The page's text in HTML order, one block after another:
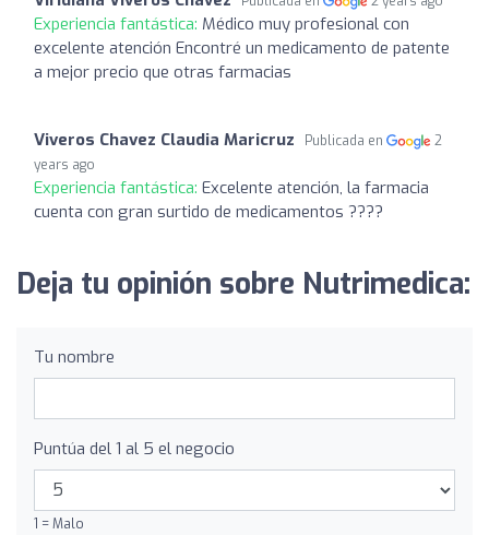
Experiencia fantástica: Médico muy profesional con
excelente atención Encontré un medicamento de patente
a mejor precio que otras farmacias
Viveros Chavez Claudia Maricruz Publicada en
2
years ago
Experiencia fantástica: Excelente atención, la farmacia
cuenta con gran surtido de medicamentos ????
Deja tu opinión sobre Nutrimedica:
Tu nombre
Puntúa del 1 al 5 el negocio
1 = Malo